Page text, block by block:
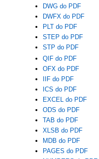
DWG do PDF
DWFX do PDF
PLT do PDF
STEP do PDF
STP do PDF
QIF do PDF
OFX do PDF
IIF do PDF
ICS do PDF
EXCEL do PDF
ODS do PDF
TAB do PDF
XLSB do PDF
MDB do PDF
PAGES do PDF